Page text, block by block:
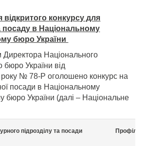
конкурсу для
посаду в Національному
бюро України
Національного
бюро України від
№ 78-Р оголошено конкурс на
посади в Національному
бюро України (далі – Національне
підрозділу та посади Профіль